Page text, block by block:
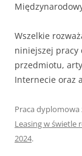
Wszelkie
niniejszej pracy
przedmiotu,
Internecie oraz
Praca dyplomowa
Leasing w świetle
2024.